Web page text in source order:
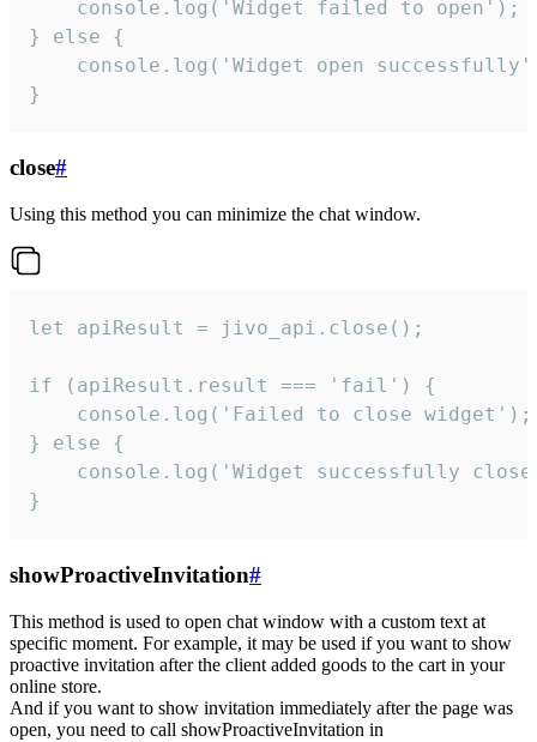
    console.log('Widget failed to open');
} else {
console.log('Widget open
}
close#
Using this method you can minimize the chat window.
let apiResult = jivo_api.close();
if (apiResult.result === 'fail') {
    console.log('Failed to close widget');
} else {
console.log('Widget successfully
}
showProactiveInvitation#
This method is used to open chat window with a custom text at
specific moment. For example, it may be used if you want to show
proactive invitation after the client added goods to the cart in your
online store.
And if you want to show invitation immediately after the page was
open, you need to call showProactiveInvitation in